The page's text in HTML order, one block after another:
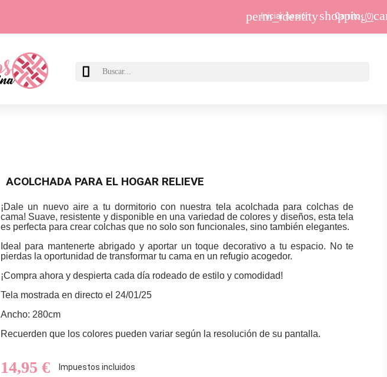
perm_identity
Iniciar sesión Carrito (0)

ACOLCHADA PARA EL HOGAR RELIEVE
¡Dale un nuevo aire a tu dormitorio con nuestra tela acolchada para colchas de
cama! Suave, resistente y disponible en una variedad de colores y diseños, esta tela
es perfecta para crear colchas que no solo son funcionales, sino también elegantes.
Ideal para mantenerte abrigado y aportar un toque decorativo a tu espacio. No te
pierdas la oportunidad de transformar tu cama en un refugio acogedor.
¡Compra ahora y despierta cada día rodeado de estilo y comodidad!
Tela mostrada en directo el 24/01/25
Ancho: 280cm
Recuerden que los colores pueden variar según la resolución de su pantalla.
14,95 €
Impuestos incluidos